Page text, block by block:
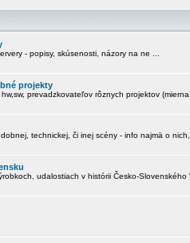
- popisy, skúsenosti, názory na ne ...
projekty
prevadzkovateľov rôznych projektov
technickej, či inej scény - info najmä o
udalostiach v histórii Česko-Slovenského